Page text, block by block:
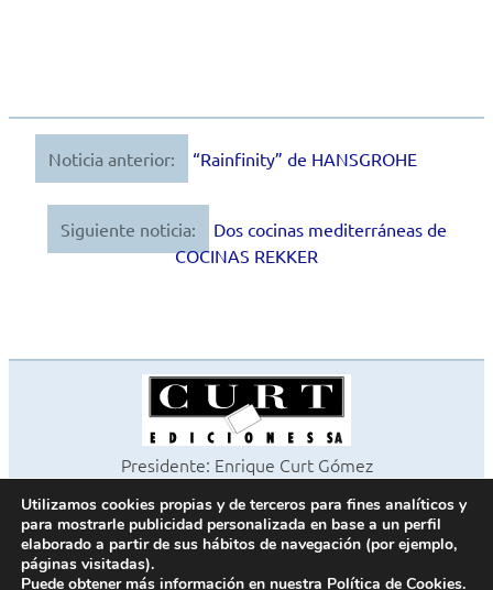
Navegación
entradas
Noticia anterior: “Rainfinity” de HANSGROHE
Siguiente noticia:
Dos cocinas mediterráneas de
COCINAS REKKER
Presidente: Enrique Curt Gómez
©2026 Revista Cocinas y Baños
Todos los derechos reservados
Paseo de Gracia, 63. 1º 2ª. 08008 Barcelona -
Utilizamos cookies propias y de terceros para fines analíticos y
para mostrarle publicidad personalizada en base a un perfil
elaborado a partir de sus hábitos de navegación (por ejemplo,
páginas visitadas).
Puede obtener más información en nuestra Política de Cookies.